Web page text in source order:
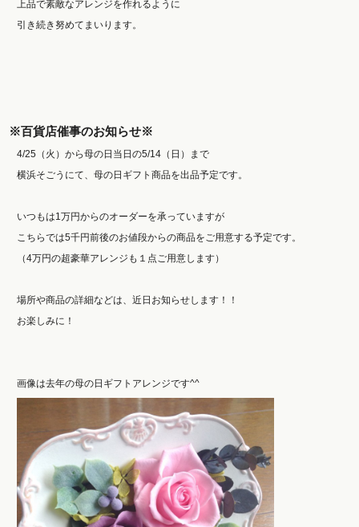
上品で素敵なアレンジを作れるように
引き続き努めてまいります。
※百貨店催事のお知らせ※
4/25（火）から母の日当日の5/14（日）まで
横浜そごうにて、母の日ギフト商品を出品予定です。
いつもは1万円からのオーダーを承っていますが
こちらでは5千円前後のお値段からの商品をご用意する予定です。
（4万円の超豪華アレンジも１点ご用意します）
場所や商品の詳細などは、近日お知らせします！！
お楽しみに！
画像は去年の母の日ギフトアレンジです^^